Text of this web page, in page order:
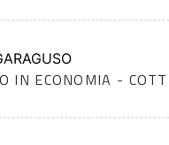
IN ECONOMIA -